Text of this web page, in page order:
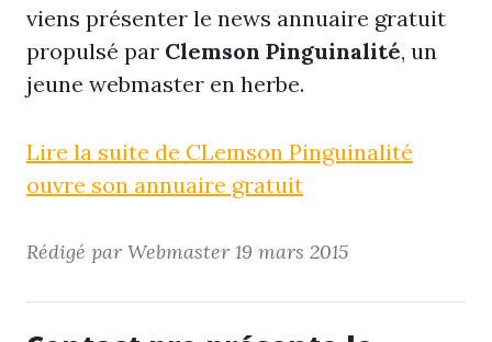
viens présenter le news annuaire gratuit
propulsé par Clemson Pinguinalité, un
jeune webmaster en herbe.
Lire la suite de CLemson Pinguinalité
ouvre son annuaire gratuit
Rédigé par Webmaster 19 mars 2015